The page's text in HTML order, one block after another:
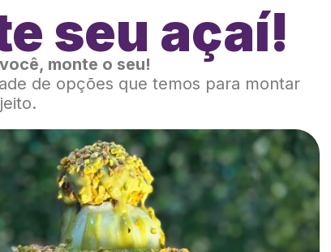
seu açaí!
monte o seu!
de opções que temos para montar